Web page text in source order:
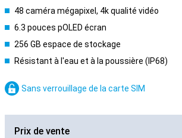
48 caméra mégapixel, 4k qualité vidéo
6.3 pouces pOLED écran
256 GB espace de stockage
Résistant à l'eau et à la poussière (IP68)
Sans verrouillage de la carte SIM
Prix de vente